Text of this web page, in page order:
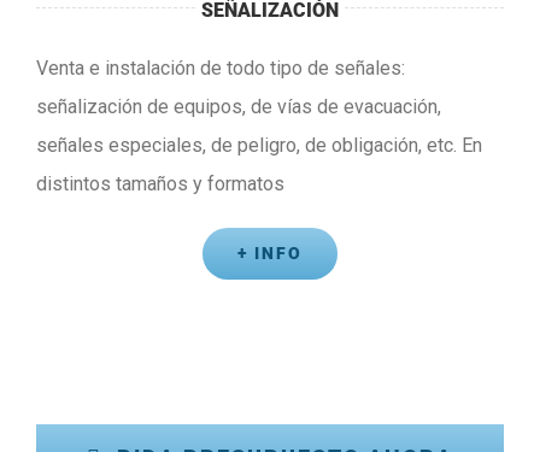
SEÑALIZACIÓN
Venta e instalación de todo tipo de señales:
señalización de equipos, de vías de evacuación,
señales especiales, de peligro, de obligación, etc. En
distintos tamaños y formatos
+ INFO